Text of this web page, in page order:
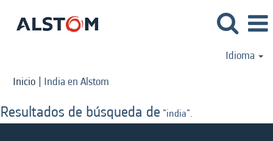
Idioma
Inicio | India en Alstom
Resultados de búsqueda de "india".